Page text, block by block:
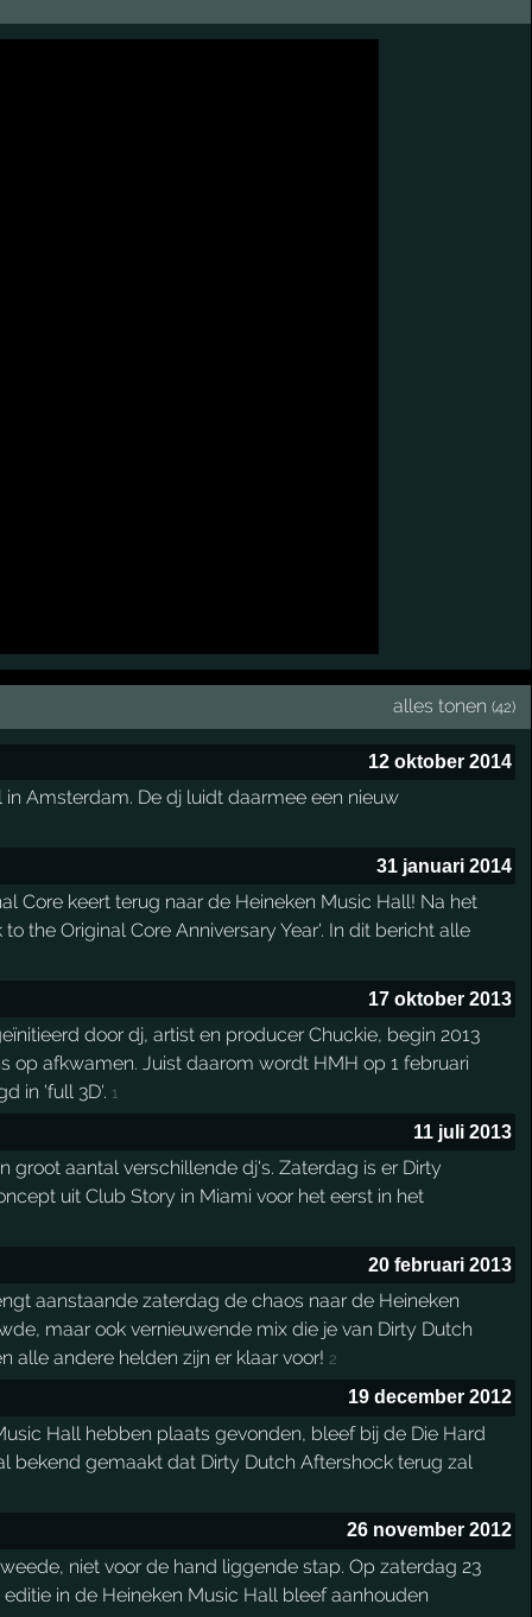
alles tonen (42)
12 oktober 2014
Amsterdam. De dj luidt daarmee een nieuw
31 januari 2014
Core keert terug naar de Heineken Music Hall! Na het
the Original Core Anniversary Year'. In dit bericht alle
17 oktober 2013
door dj, artist en producer Chuckie, begin 2013
afkwamen. Juist daarom wordt HMH op 1 februari
in 'full 3D'. 1
11 juli 2013
aantal verschillende dj's. Zaterdag is er Dirty
uit Club Story in Miami voor het eerst in het
20 februari 2013
aanstaande zaterdag de chaos naar de Heineken
maar ook vernieuwende mix die je van Dirty Dutch
alle andere helden zijn er klaar voor! 2
19 december 2012
Hall hebben plaats gevonden, bleef bij de Die Hard
bekend gemaakt dat Dirty Dutch Aftershock terug zal
26 november 2012
niet voor de hand liggende stap. Op zaterdag 23
in de Heineken Music Hall bleef aanhouden